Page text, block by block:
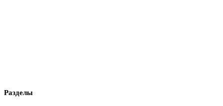
Разделы